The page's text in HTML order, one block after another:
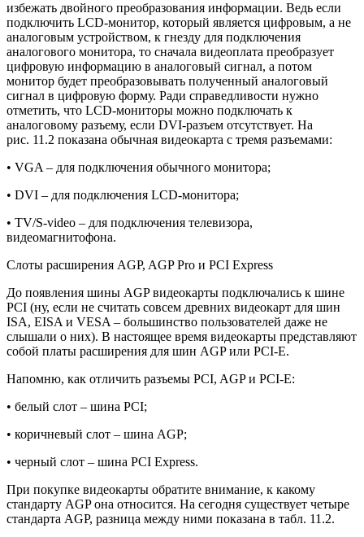
избежать двойного преобразования информации. Ведь если
подключить LCD-монитор, который является цифровым, а не
аналоговым устройством, к гнезду для подключения
аналогового монитора, то сначала видеоплата преобразует
цифровую информацию в аналоговый сигнал, а потом
монитор будет преобразовывать полученный аналоговый
сигнал в цифровую форму. Ради справедливости нужно
отметить, что LCD-мониторы можно подключать к
аналоговому разъему, если DVI-разъем отсутствует. На
рис. 11.2 показана обычная видеокарта с тремя разъемами:
• VGA – для подключения обычного монитора;
• DVI – для подключения LCD-монитора;
• TV/S-video – для подключения телевизора,
видеомагнитофона.
Слоты расширения AGP, AGP Pro и PCI Express
До появления шины AGP видеокарты подключались к шине
PCI (ну, если не считать совсем древних видеокарт для шин
ISA, EISA и VESA – большинство пользователей даже не
слышали о них). В настоящее время видеокарты представляют
собой платы расширения для шин AGP или PCI-E.
Напомню, как отличить разъемы PCI, AGP и PCI-E:
• белый слот – шина PCI;
• коричневый слот – шина AGP;
• черный слот – шина PCI Express.
При покупке видеокарты обратите внимание, к какому
стандарту AGP она относится. На сегодня существует четыре
стандарта AGP, разница между ними показана в табл. 11.2.